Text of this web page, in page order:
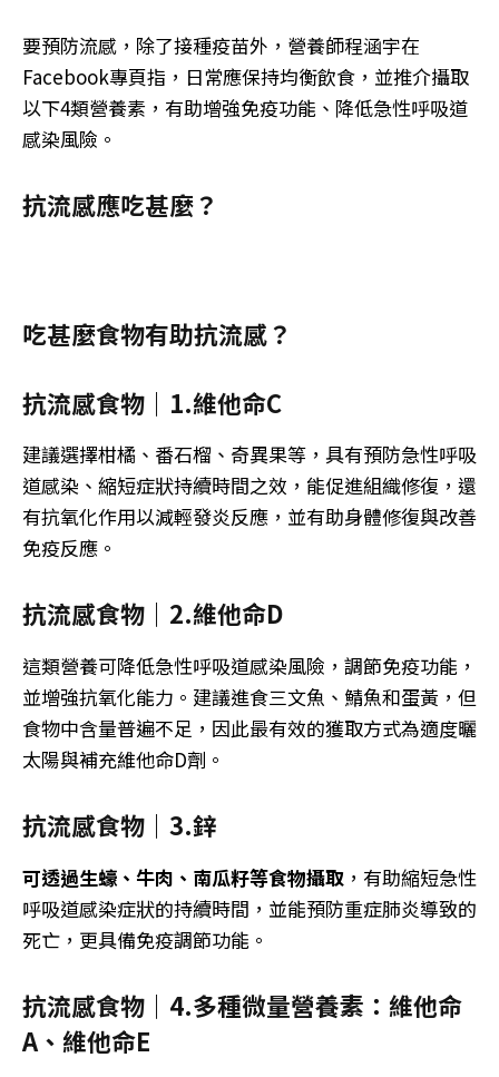
要預防流感，除了接種疫苗外，營養師程涵宇在
Facebook專頁指，日常應保持均衡飲食，並推介攝取
以下4類營養素，有助增強免疫功能、降低急性呼吸道
感染風險。
抗流感應吃甚麼？
吃甚麼食物有助抗流感？
抗流感食物｜1.維他命C
建議選擇柑橘、番石榴、奇異果等，具有預防急性呼吸
道感染、縮短症狀持續時間之效，能促進組織修復，還
有抗氧化作用以減輕發炎反應，並有助身體修復與改善
免疫反應。
抗流感食物｜2.維他命D
這類營養可降低急性呼吸道感染風險，調節免疫功能，
並增強抗氧化能力。建議進食三文魚、鯖魚和蛋黃，但
食物中含量普遍不足，因此最有效的獲取方式為適度曬
太陽與補充維他命D劑。
抗流感食物｜3.鋅
可透過生蠔、牛肉、南瓜籽等食物攝取 ，有助縮短急性
呼吸道感染症狀的持續時間，並能預防重症肺炎導致的
死亡，更具備免疫調節功能。
抗流感食物｜ 4.多種微量營養素：維他命
A、維他命E